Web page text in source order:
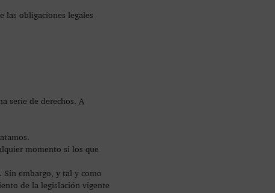
las obligaciones legales
serie de derechos. A
momento si los que
Sin embargo, y tal y como
de la legislación vigente